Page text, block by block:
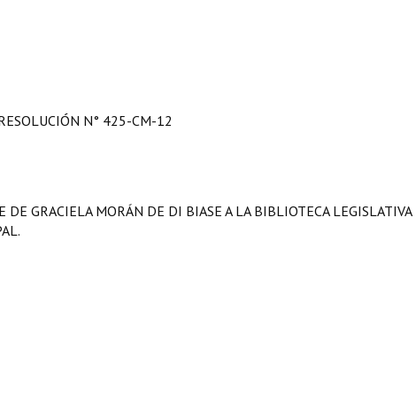
N° 425-CM-12
GRACIELA MORÁN DE DI BIASE A LA BIBLIOTECA LEGISLATIVA